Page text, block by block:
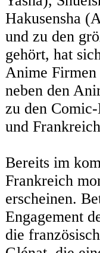
Hakusensha
und zu den
gehört, hat
Anime
neben den
zu den
und
Bereits im
Frankreich
erscheinen.
Engagement
die